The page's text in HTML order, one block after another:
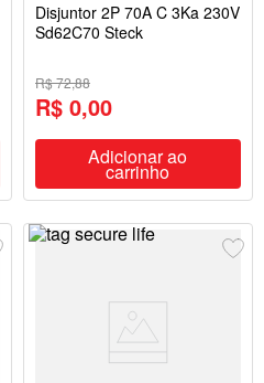
Disjuntor 2P 70A C 3Ka 230V
Sd62C70 Steck
R$ 72,88
R$ 0,00
Adicionar ao
carrinho